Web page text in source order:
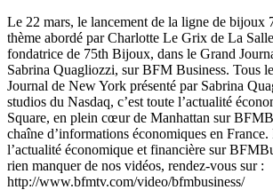
Le 22 mars, le lancement de la ligne de bijoux
thème abordé par Charlotte Le Grix de La
fondatrice de 75th Bijoux, dans le Grand
Sabrina Quagliozzi, sur BFM Business. Tous
Journal de New York présenté par Sabrina
studios du Nasdaq, c’est toute l’actualité
Square, en plein cœur de Manhattan sur
chaîne d’informations économiques en
l’actualité économique et financière sur
rien manquer de nos vidéos, rendez-vous sur :
http://www.bfmtv.com/video/bfmbusiness/